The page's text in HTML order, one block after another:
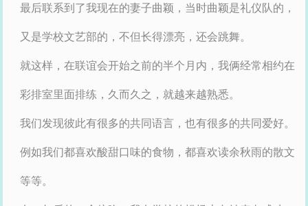
最后联系到了我现在的妻子曲颖，当时曲颖是礼仪队的，
又是学校文艺部的，不但长得漂亮，还会跳舞。
就这样，在联谊会开始之前的半个月内，我俩经常相约在
彩排室里面排练，久而久之，就越来越熟悉。
我们发现彼此有很多的共同语言，也有很多的共同爱好。
例如我们都喜欢酸甜口味的食物，都喜欢读余秋雨的散文
等等。